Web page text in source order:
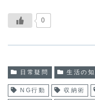
0
日常疑問 生活の
NG行動 収納術